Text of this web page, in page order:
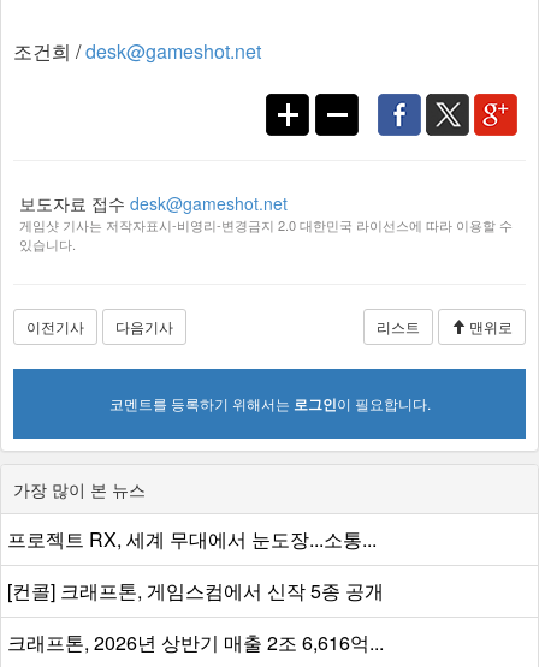
조건희 /desk@gameshot.net
보도자료 접수 desk@gameshot.net
게임샷 기사는 저작자표시-비영리-변경금지 2.0 대한민국 라이선스에 따라 이용할 수
있습니다.
이전기사 다음기사 리스트 맨위로
코멘트를 등록하기 위해서는 로그인이 필요합니다.
가장 많이 본 뉴스
프로젝트 RX, 세계 무대에서 눈도장...소통...
[컨콜] 크래프톤, 게임스컴에서 신작 5종 공개
크래프톤, 2026년 상반기 매출 2조 6,616억...